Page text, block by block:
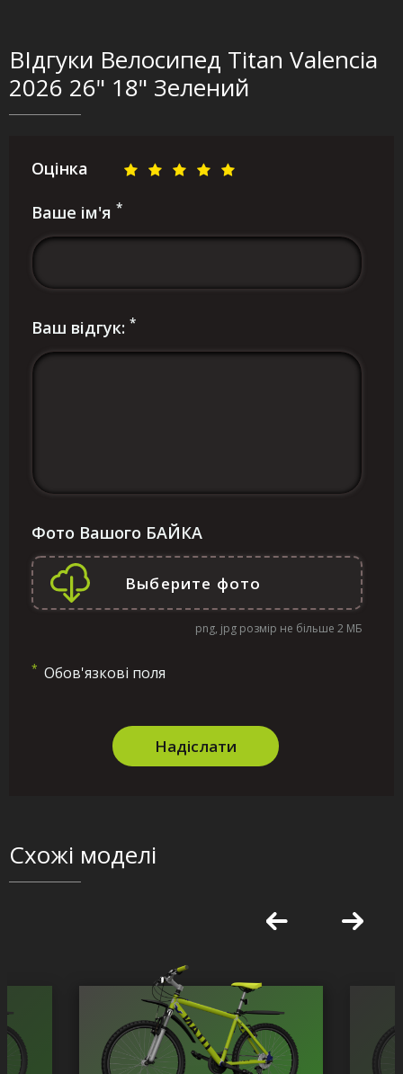
ВІдгуки Велосипед Titan Valencia
2026 26" 18" Зелений
Оцінка
Ваше ім'я *
Ваш відгук: *
Фото Вашого БАЙКА
png, jpg розмір не більше 2 МБ
* Обов'язкові поля
Надіслати
Схожі моделі